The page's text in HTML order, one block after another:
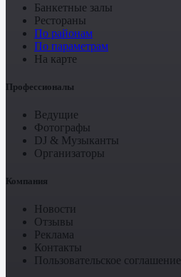
Банкетные залы
Рестораны
По районам
По параметрам
На карте
Профессионалы
Ведущие
Фотографы
DJ & Музыканты
Организаторы
Компания
Новости
Отзывы
Реклама
Контакты
Пользовательское соглашение